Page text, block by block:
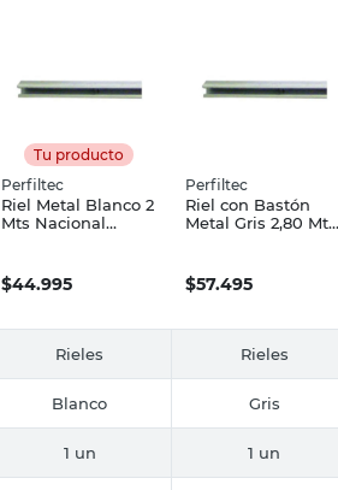
Tu producto
Perfiltec
Riel Metal Blanco 2
Mts Nacional
$44.995
Perfiltec
Riel con Bastón
Metal Gris 2,80 Mts
$57.495
Rieles Rieles
Blanco Gris
1 un 1 un